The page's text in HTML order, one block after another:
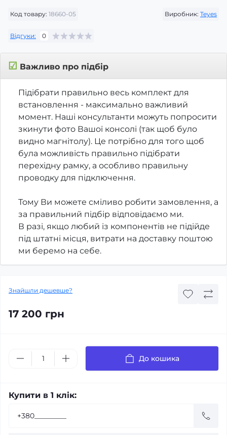
Код товару: 18660-05 Виробник: Teyes
Відгуки: 0
☑ Важливо про підбір
Підібрати правильно весь комплект для
встановлення - максимально важливий
момент. Наші консультанти можуть попросити
зкинути фото Вашої консолі (так щоб було
видно магнітолу). Це потрібно для того щоб
була можливість правильно підібрати
перехідну рамку, а особливо правильну
проводку для підключення.
Тому Ви можете сміливо робити замовлення, а
за правильний підбір відповідаємо ми.
В разі, якщо любий із компонентів не підійде
під штатні місця, витрати на доставку поштою
ми беремо на себе.
Знайшли дешевше?
17 200 грн
До кошика
Купити в 1 клік: